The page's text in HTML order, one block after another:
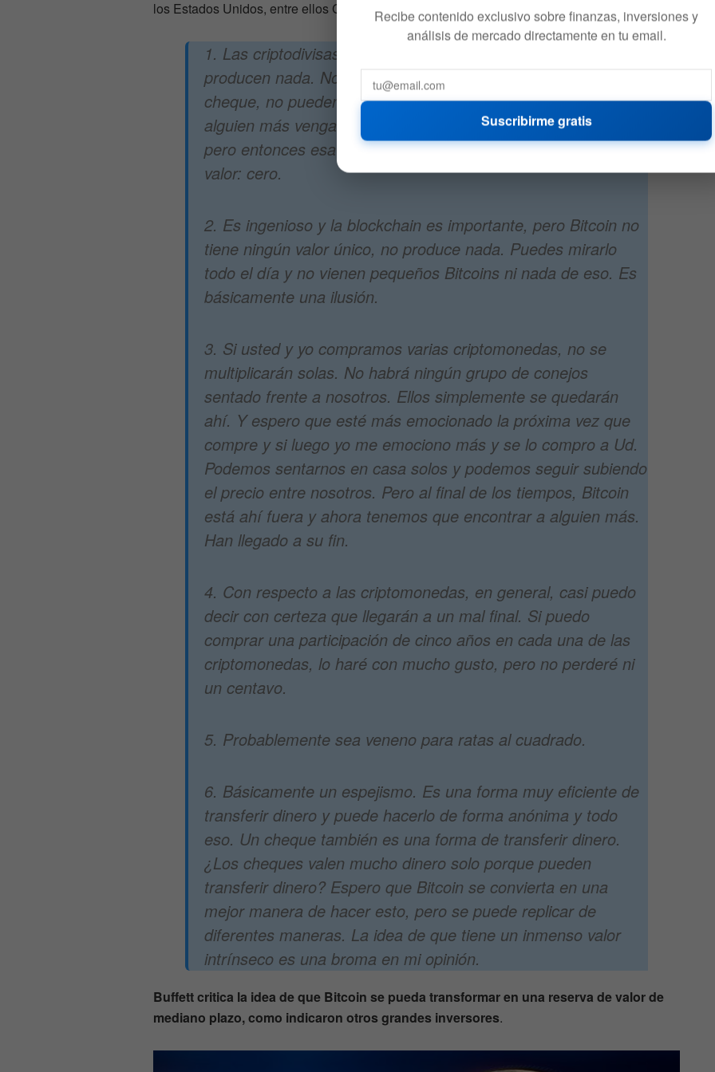
los Estados Unidos, entre ellos CNBC:
1. Las criptodivisas básicamente no tienen valor y no
producen nada. No se reproducen, no pueden enviarte un
cheque, no pueden hacer nada, y lo que esperas es que
alguien más venga y te pague más dinero por ellas más tarde,
pero entonces esa persona tiene el problema. En términos de
valor: cero.
2. Es ingenioso y la blockchain es importante, pero Bitcoin no
tiene ningún valor único, no produce nada. Puedes mirarlo
todo el día y no vienen pequeños Bitcoins ni nada de eso. Es
básicamente una ilusión.
3. Si usted y yo compramos varias criptomonedas, no se
multiplicarán solas. No habrá ningún grupo de conejos
sentado frente a nosotros. Ellos simplemente se quedarán
ahí. Y espero que esté más emocionado la próxima vez que
compre y si luego yo me emociono más y se lo compro a Ud.
Podemos sentarnos en casa solos y podemos seguir subiendo
el precio entre nosotros. Pero al final de los tiempos, Bitcoin
está ahí fuera y ahora tenemos que encontrar a alguien más.
Han llegado a su fin.
4. Con respecto a las criptomonedas, en general, casi puedo
decir con certeza que llegarán a un mal final. Si puedo
comprar una participación de cinco años en cada una de las
criptomonedas, lo haré con mucho gusto, pero no perderé ni
un centavo.
5. Probablemente sea veneno para ratas al cuadrado.
6. Básicamente un espejismo. Es una forma muy eficiente de
transferir dinero y puede hacerlo de forma anónima y todo
eso. Un cheque también es una forma de transferir dinero.
¿Los cheques valen mucho dinero solo porque pueden
transferir dinero? Espero que Bitcoin se convierta en una
mejor manera de hacer esto, pero se puede replicar de
diferentes maneras. La idea de que tiene un inmenso valor
intrínseco es una broma en mi opinión.
Buffett critica la idea de que Bitcoin se pueda transformar en una reserva de valor de
mediano plazo, como indicaron otros grandes inversores.
Recibe contenido exclusivo sobre finanzas, inversiones y
análisis de mercado directamente en tu email.
Suscribirme gratis